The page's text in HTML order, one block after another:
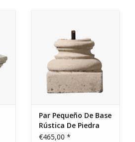
Par Pequeño De Base
Rústica De Piedra
Caliza
€465,00 *